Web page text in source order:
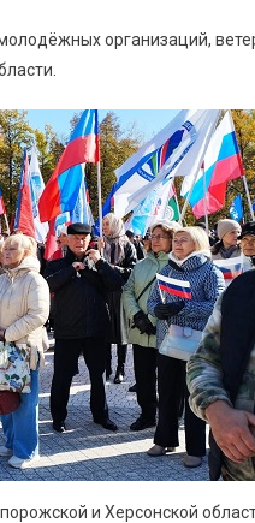
организаций,
и Херсонской